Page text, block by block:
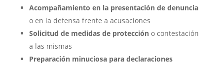
Acompañamiento en la presentación de denuncia
o en la defensa frente a acusaciones
Solicitud de medidas de proteccióno contestación
a las mismas
Preparación minuciosa para declaraciones